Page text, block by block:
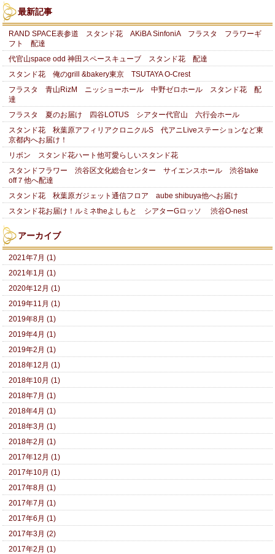
最新記事
RAND SPACE表参道 スタンド花 AKiBA SinfoniA フラスタ フラワーギ
フト 配達
代官山space odd 神田スペースキューブ スタンド花 配達
スタンド花 俺のgrill &bakery東京 TSUTAYA O-Crest
フラスタ 青山RizM ニッショーホール 中野ゼロホール スタンド花 配
達
フラスタ 夏のお届け 四谷LOTUS シアター代官山 六行会ホール
スタンド花 秋葉原アフィリアクロニクルS 代アニLiveステーションなど東
京都内へお届け！
リボン スタンド花ハート他可愛らしいスタンド花
スタンドフラワー 渋谷区文化総合センター サイエンスホール 渋谷take
off７他へ配達
スタンド花 秋葉原ガジェット通信フロア aube shibuya他へお届け
スタンド花お届け！ルミネtheよしもと シアターGロッソ 渋谷O-nest
アーカイブ
2021年7月 (1)
2021年1月 (1)
2020年12月 (1)
2019年11月 (1)
2019年8月 (1)
2019年4月 (1)
2019年2月 (1)
2018年12月 (1)
2018年10月 (1)
2018年7月 (1)
2018年4月 (1)
2018年3月 (1)
2018年2月 (1)
2017年12月 (1)
2017年10月 (1)
2017年8月 (1)
2017年7月 (1)
2017年6月 (1)
2017年3月 (2)
2017年2月 (1)